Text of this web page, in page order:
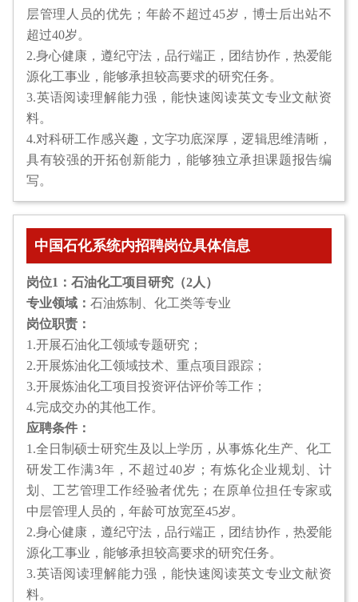
层管理人员的优先；年龄不超过45岁，博士后出站不
超过40岁。
2.身心健康，遵纪守法，品行端正，团结协作，热爱能
源化工事业，能够承担较高要求的研究任务。
3.英语阅读理解能力强，能快速阅读英文专业文献资
料。
4.对科研工作感兴趣，文字功底深厚，逻辑思维清晰，
具有较强的开拓创新能力，能够独立承担课题报告编
写。
中国石化系统内招聘岗位具体信息
岗位1：石油化工项目研究（2人）
专业领域： 石油炼制、化工类等专业
岗位职责：
1.开展石油化工领域专题研究；
2.开展炼油化工领域技术、重点项目跟踪；
3.开展炼油化工项目投资评估评价等工作；
4.完成交办的其他工作。
应聘条件：
1.全日制硕士研究生及以上学历，从事炼化生产、化工
研发工作满3年，不超过40岁；有炼化企业规划、计
划、工艺管理工作经验者优先；在原单位担任专家或
中层管理人员的，年龄可放宽至45岁。
2.身心健康，遵纪守法，品行端正，团结协作，热爱能
源化工事业，能够承担较高要求的研究任务。
3.英语阅读理解能力强，能快速阅读英文专业文献资
料。